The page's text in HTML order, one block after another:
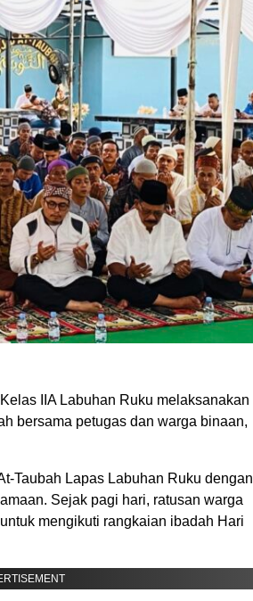
IIA Labuhan Ruku melaksanakan
bersama petugas dan warga binaan,
Taubah Lapas Labuhan Ruku dengan
Sejak pagi hari, ratusan warga
mengikuti rangkaian ibadah Hari